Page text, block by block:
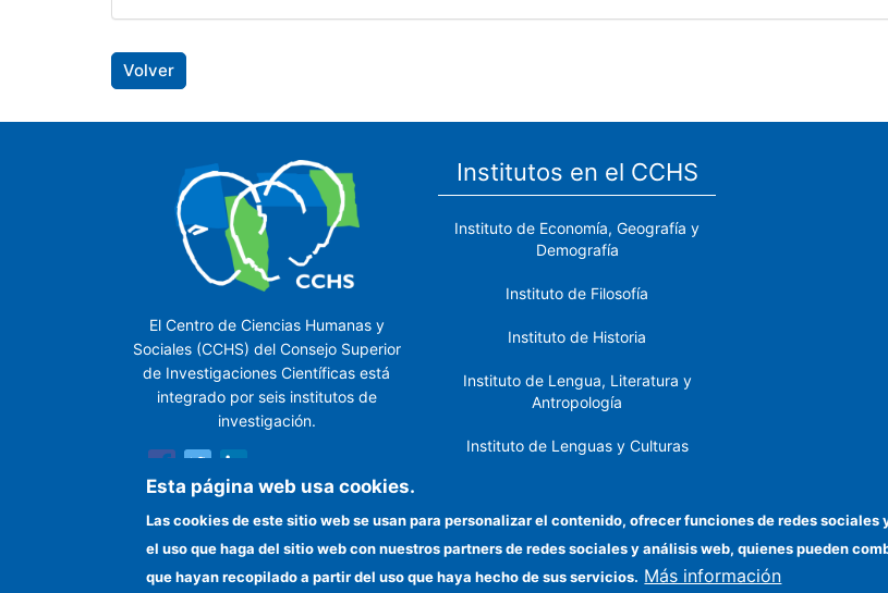
Volver
El Centro de Ciencias Humanas y
Sociales (CCHS) del Consejo Superior
de Investigaciones Científicas está
integrado por seis institutos de
investigación.
Institutos en el CCHS
Instituto de Economía, Geografía y
Demografía
Instituto de Filosofía
Instituto de Historia
Instituto de Lengua, Literatura y
Antropología
Instituto de Lenguas y Culturas
Instituto de Políticas y Bienes
Públicos
Esta página web usa cookies.
Las cookies de este sitio web se usan para personalizar el contenido, ofrecer funciones de redes
el uso que haga del sitio web con nuestros partners de redes sociales y análisis web, quienes pueden
que hayan recopilado a partir del uso que haya hecho de sus servicios. Más información